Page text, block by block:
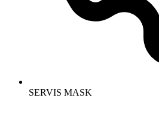
SERVIS MASK